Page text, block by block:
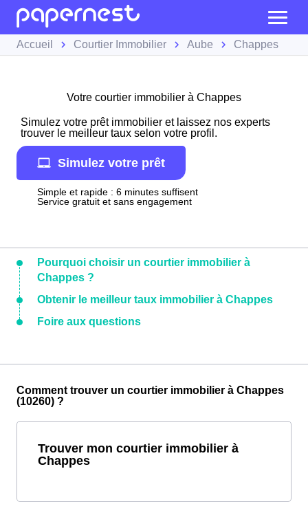
Accueil Courtier Immobilier Aube Chappes
Votre courtier immobilier à Chappes
Simulez votre prêt immobilier et laissez nos experts
trouver le meilleur taux selon votre profil.
Simulez votre prêt
Simple et rapide : 6 minutes suffisent
Service gratuit et sans engagement
Pourquoi choisir un courtier immobilier à
Chappes ?
Obtenir le meilleur taux immobilier à Chappes
Foire aux questions
Comment trouver un courtier immobilier à Chappes
(10260) ?
Trouver mon courtier immobilier à
Chappes